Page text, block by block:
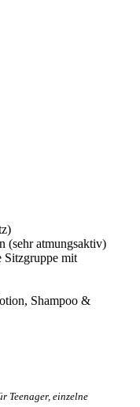
(sehr atmungsaktiv)
Sitzgruppe mit
Shampoo &
Teenager, einzelne